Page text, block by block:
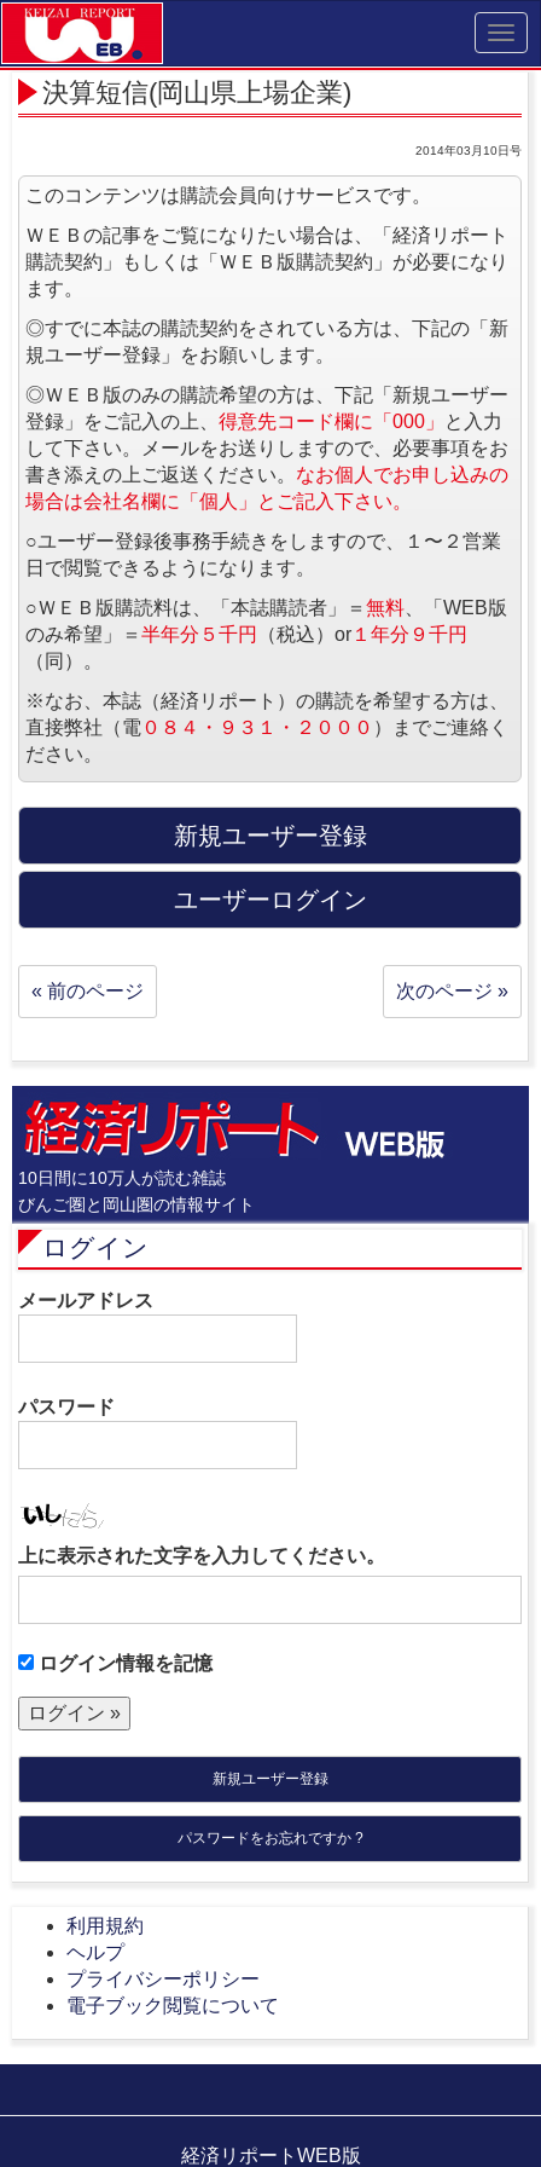
決算短信(岡山県上場企業)
2014年03月10日号
このコンテンツは購読会員向けサービスです。
ＷＥＢの記事をご覧になりたい場合は、「経済リポート
購読契約」もしくは「ＷＥＢ版購読契約」が必要になり
ます。
◎すでに本誌の購読契約をされている方は、下記の「新
規ユーザー登録」をお願いします。
◎ＷＥＢ版のみの購読希望の方は、下記「新規ユーザー
登録」をご記入の上、 得意先コード欄に「000」
と入力
して下さい。メールをお送りしますので、必要事項をお
書き添えの上ご返送ください。 なお個人でお申し込みの
場合は会社名欄に「個人」とご記入下さい。
○ユーザー登録後事務手続きをしますので、１〜２営業
日で閲覧できるようになります。
○ＷＥＢ版購読料は、「本誌購読者」＝ 無料 、「WEB版
のみ希望」＝ 半年分５千円 （税込）or １年分９千円
（同）。
※なお、本誌（経済リポート）の購読を希望する方は、
直接弊社（電 ０８４・９３１・２０００ ）までご連絡く
ださい。
新規ユーザー登録
ユーザーログイン
« 前のページ 次のページ »
10日間に10万人が読む雑誌
びんご圏と岡山圏の情報サイト
ログイン
メールアドレス
パスワード
上に表示された文字を入力してください。
ログイン情報を記憶
新規ユーザー登録
パスワードをお忘れですか ?
利用規約
ヘルプ
プライバシーポリシー
電子ブック閲覧について
経済リポートWEB版